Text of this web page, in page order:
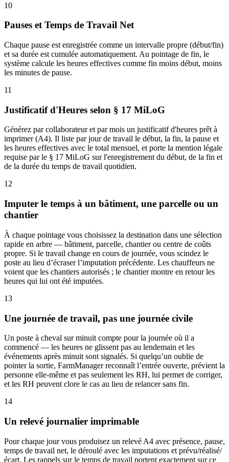
10
Pauses et Temps de Travail Net
Chaque pause est enregistrée comme un intervalle propre (début/fin)
et sa durée est cumulée automatiquement. Au pointage de fin, le
système calcule les heures effectives comme fin moins début, moins
les minutes de pause.
11
Justificatif d'Heures selon § 17 MiLoG
Générez par collaborateur et par mois un justificatif d'heures prêt à
imprimer (A4). Il liste par jour de travail le début, la fin, la pause et
les heures effectives avec le total mensuel, et porte la mention légale
requise par le § 17 MiLoG sur l'enregistrement du début, de la fin et
de la durée du temps de travail quotidien.
12
Imputer le temps à un bâtiment, une parcelle ou un
chantier
À chaque pointage vous choisissez la destination dans une sélection
rapide en arbre — bâtiment, parcelle, chantier ou centre de coûts
propre. Si le travail change en cours de journée, vous scindez le
poste au lieu d’écraser l’imputation précédente. Les chauffeurs ne
voient que les chantiers autorisés ; le chantier montre en retour les
heures qui lui ont été imputées.
13
Une journée de travail, pas une journée civile
Un poste à cheval sur minuit compte pour la journée où il a
commencé — les heures ne glissent pas au lendemain et les
événements après minuit sont signalés. Si quelqu’un oublie de
pointer la sortie, FarmManager reconnaît l’entrée ouverte, prévient la
personne elle-même et pas seulement les RH, lui permet de corriger,
et les RH peuvent clore le cas au lieu de relancer sans fin.
14
Un relevé journalier imprimable
Pour chaque jour vous produisez un relevé A4 avec présence, pause,
temps de travail net, le déroulé avec les imputations et prévu/réalisé/
écart. Les rappels sur le temps de travail portent exactement sur ce